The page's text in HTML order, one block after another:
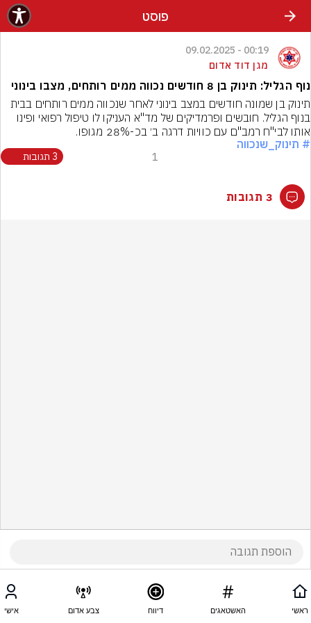
פוסט
00:19 - 09.02.2025
מגן דוד אדום
נוף הגליל: תינוק בן 8 חודשים נכווה ממים רותחים, מצבו בינוני
אותו לבי"ח רמב"ם עם כוויות דרגה ב׳ בכ-28% מגופו.
# תינוק_שנכווה
1 3 תגובות
3 תגובות
ראשי האשטאגים דיווח צבע אדום אישי